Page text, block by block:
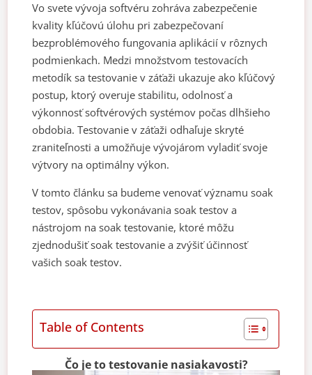
Vo svete vývoja softvéru zohráva zabezpečenie
kvality kľúčovú úlohu pri zabezpečovaní
bezproblémového fungovania aplikácií v rôznych
podmienkach. Medzi množstvom testovacích
metodík sa testovanie v záťaži ukazuje ako kľúčový
postup, ktorý overuje stabilitu, odolnosť a
výkonnosť softvérových systémov počas dlhšieho
obdobia. Testovanie v záťaži odhaľuje skryté
zraniteľnosti a umožňuje vývojárom vyladiť svoje
výtvory na optimálny výkon.
V tomto článku sa budeme venovať významu soak
testov, spôsobu vykonávania soak testov a
nástrojom na soak testovanie, ktoré môžu
zjednodušiť soak testovanie a zvýšiť účinnosť
vašich soak testov.
Table of Contents
Čo je to testovanie nasiakavosti?